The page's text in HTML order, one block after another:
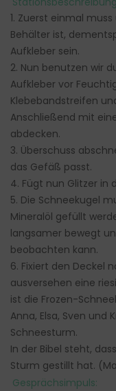
1. Zuerst einmal
Behälter ist,
Aufkleber sein.
2. Nun benutzen wir
Aufkleber vor
Klebebandstreifen
Anschließend mit
abdecken.
3. Überschuss
das Gefäß passt.
4. Fügt nun Glitzer in
5. Die Schneekugel
Mineralöl gefüllt
langsamer bewegt
beobachten kann.
6. Fixiert den Deckel
ausversehen eine
ist die Frozen-
Anna, Elsa, Sven
Schneesturm.
In der Bibel steht,
Sturm gestillt hat.
Gesprächsimpuls: